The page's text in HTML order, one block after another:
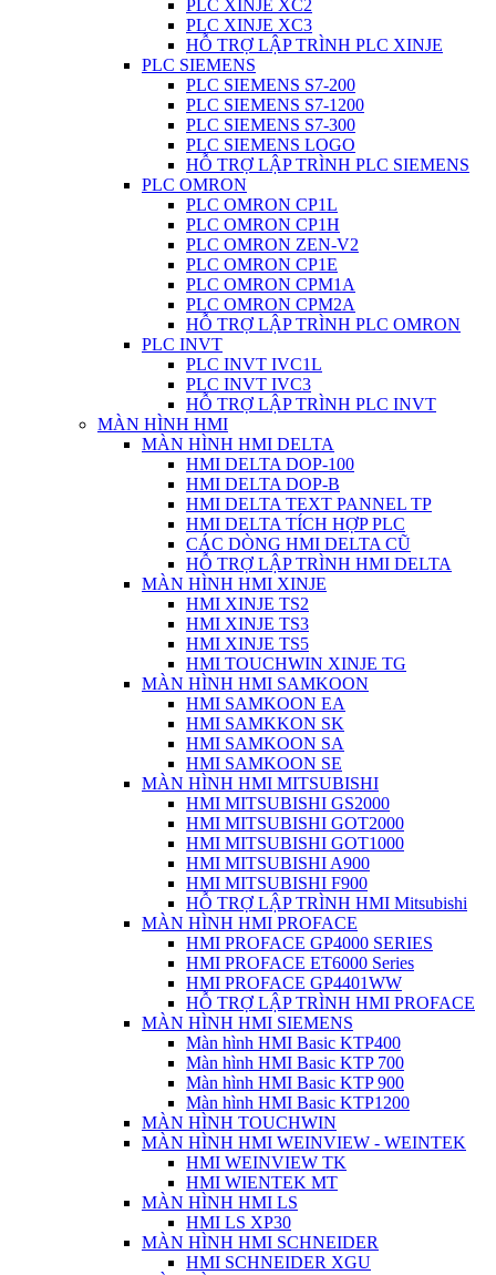
PLC XINJE XC2
PLC XINJE XC3
HỖ TRỢ LẬP TRÌNH PLC XINJE
PLC SIEMENS
PLC SIEMENS S7-200
PLC SIEMENS S7-1200
PLC SIEMENS S7-300
PLC SIEMENS LOGO
HỖ TRỢ LẬP TRÌNH PLC SIEMENS
PLC OMRON
PLC OMRON CP1L
PLC OMRON CP1H
PLC OMRON ZEN-V2
PLC OMRON CP1E
PLC OMRON CPM1A
PLC OMRON CPM2A
HỖ TRỢ LẬP TRÌNH PLC OMRON
PLC INVT
PLC INVT IVC1L
PLC INVT IVC3
HỖ TRỢ LẬP TRÌNH PLC INVT
MÀN HÌNH HMI
MÀN HÌNH HMI DELTA
HMI DELTA DOP-100
HMI DELTA DOP-B
HMI DELTA TEXT PANNEL TP
HMI DELTA TÍCH HỢP PLC
CÁC DÒNG HMI DELTA CŨ
HỖ TRỢ LẬP TRÌNH HMI DELTA
MÀN HÌNH HMI XINJE
HMI XINJE TS2
HMI XINJE TS3
HMI XINJE TS5
HMI TOUCHWIN XINJE TG
MÀN HÌNH HMI SAMKOON
HMI SAMKOON EA
HMI SAMKKON SK
HMI SAMKOON SA
HMI SAMKOON SE
MÀN HÌNH HMI MITSUBISHI
HMI MITSUBISHI GS2000
HMI MITSUBISHI GOT2000
HMI MITSUBISHI GOT1000
HMI MITSUBISHI A900
HMI MITSUBISHI F900
HỖ TRỢ LẬP TRÌNH HMI Mitsubishi
MÀN HÌNH HMI PROFACE
HMI PROFACE GP4000 SERIES
HMI PROFACE ET6000 Series
HMI PROFACE GP4401WW
HỖ TRỢ LẬP TRÌNH HMI PROFACE
MÀN HÌNH HMI SIEMENS
Màn hình HMI Basic KTP400
Màn hình HMI Basic KTP 700
Màn hình HMI Basic KTP 900
Màn hình HMI Basic KTP1200
MÀN HÌNH TOUCHWIN
MÀN HÌNH HMI WEINVIEW - WEINTEK
HMI WEINVIEW TK
HMI WIENTEK MT
MÀN HÌNH HMI LS
HMI LS XP30
MÀN HÌNH HMI SCHNEIDER
HMI SCHNEIDER XGU